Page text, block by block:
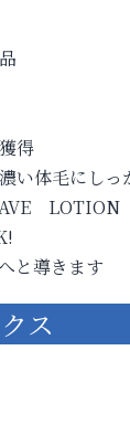
得
い体毛にしっ
LOTION
と導きます
ス